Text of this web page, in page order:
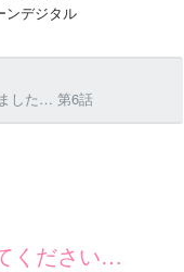
ンデジタル
した… 第6話
ください…